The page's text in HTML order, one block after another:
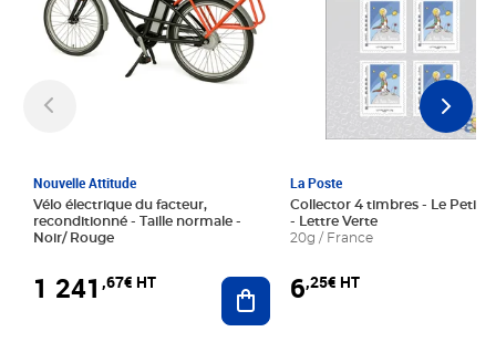
Nouvelle Attitude
Vélo électrique du facteur,
reconditionné - Taille normale -
Noir/ Rouge
1 241 ,67€ HT Ajouter au panier
La Poste
Collector 4 timbres - Le Petit
- Lettre Verte
20g / France
6,25€ HT